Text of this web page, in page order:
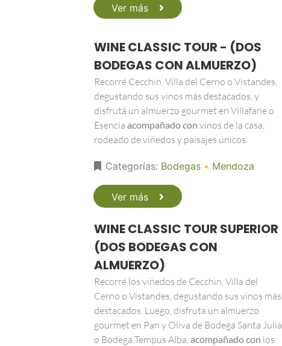
Ver más
WINE CLASSIC TOUR - (DOS
BODEGAS CON ALMUERZO)
Recorré Cecchin, Villa del Cerno o Vistandes,
degustando sus vinos más destacados, y
disfrutá un almuerzo gourmet en Villafañe o
Esencia acompañado con vinos de la casa,
rodeado de viñedos y paisajes únicos.
Categorías: Bodegas• Mendoza
Ver más
WINE CLASSIC TOUR SUPERIOR
(DOS BODEGAS CON
ALMUERZO)
Recorré los viñedos de Cecchin, Villa del
Cerno o Vistandes, degustando sus vinos más
destacados. Luego, disfruta un almuerzo
gourmet en Pan y Oliva de Bodega Santa Julia
o Bodega Tempus Alba, acompañado con los